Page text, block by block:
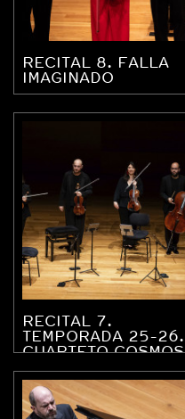
RECITAL 8. FALLA
IMAGINADO
RECITAL 7.
TEMPORADA 25-26.
CUARTETO COSMOS